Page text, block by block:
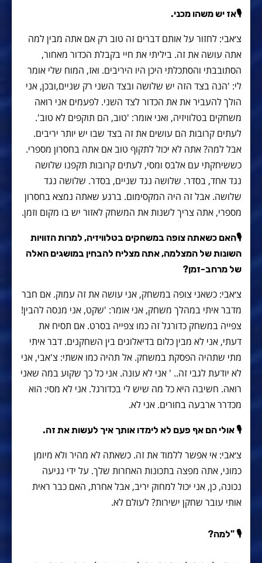
🎙אז יש משהו מכני.
צ׳אבי: לחזור על אותם דברים זה טוב רק אם אתה מבין למה
אתה עושה את זה. ביליתי את חיי בקבלת הכדור מאחור,
הסתובבתי והסתכלתי היכן היו היריבים. ואז, המוח שלי אומר
לי: 'הנה בצד הזה יש שלושה ובצד השני רק שניים,ובכן, אני
הולך להעביר את את הכדור לצד השני. לפעמים אני רואה
משחקים בטלוויזיה, ואני אומר: 'טוב, הם תוקפים לא טוב'.
לעתים קרובות הם עושים את זה בצד שבו יש יותר יריבים.
אבל למה? אתה לא יכול לתקוף טוב אם אתה בחסרון מספרי.
כששיחקתי עם אלבס ומסי, לעתים קרובות תקפנו שלושה
נגד אחד, בסדר. שלושה נגד שניים, בסדר. שלושה נגד
שלושה. אבל זה היה המקסימום. ברגע שאתה נמצא בחסרון
מספרי, אתה צריך לשנות את המשחק לאזור יש בו מקום וזמן.
🎙האם כשאתה צופה במשחקים בטלוויזיה, למרות הזוויות
השונות של המצלמה, אתה מצליח להבחין במושגים האלה
של מרחב-זמן?
צ׳אבי: כשאני צופה במשחק, אני עושה את זה עמוק. אם חבר
מדבר איתי במהלך משחק, אני אומר: 'שקט, אני מנסה להבין!
צפייה במשחק כדורגל זה כמו צפייה בסרט. אם תסיח את
דעתי, אני לא מבין כלום בדיאלוגים בין השחקנים. דבר איתי
מתי שתהיה הפסקת במשחק. אל תהיה כמו אשתי: צ'אבי, אני
לא יודעת לגבי זה.. ' אני לא עונה. אני כל כך שקוע במה שאני
רואה. חשיבה היא כל מה שיש לי בכדורגל. אני לא מסי: הוא
מכדרר ארבעה בחורים. אני לא.
🎙 אולי הם אף פעם לא לימדו אותך איך לעשות את זה.
צ׳אבי: אי אפשר ללמוד את זה. כשאתה לא מהיר ולא מיומן
כמוני, אתה מפצה בתכונות האחרות שלך. על ידי נגיעה
נכונה, כן, אני יכול למחוק יריב, אבל אחרת, האם כבר ראית
אותי עובר שחקן ישירות? לעולם לא.
🎙 "למה?